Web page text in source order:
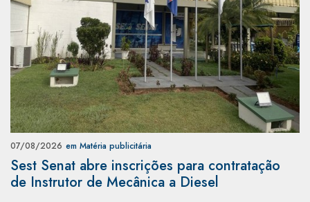
07/08/2026 em Matéria publicitária
Sest Senat abre inscrições para contratação
de Instrutor de Mecânica a Diesel